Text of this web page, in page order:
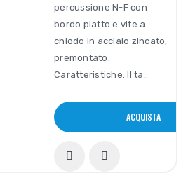
percussione N-F con
bordo piatto e vite a
chiodo in acciaio zincato,
premontato.
Caratteristiche: Il ta..
ACQUISTA